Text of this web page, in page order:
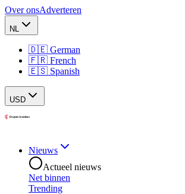
Over onsAdverteren
NL
🇩🇪 German
🇫🇷 French
🇪🇸 Spanish
USD
Nieuws
Actueel nieuws
Net binnen
Trending